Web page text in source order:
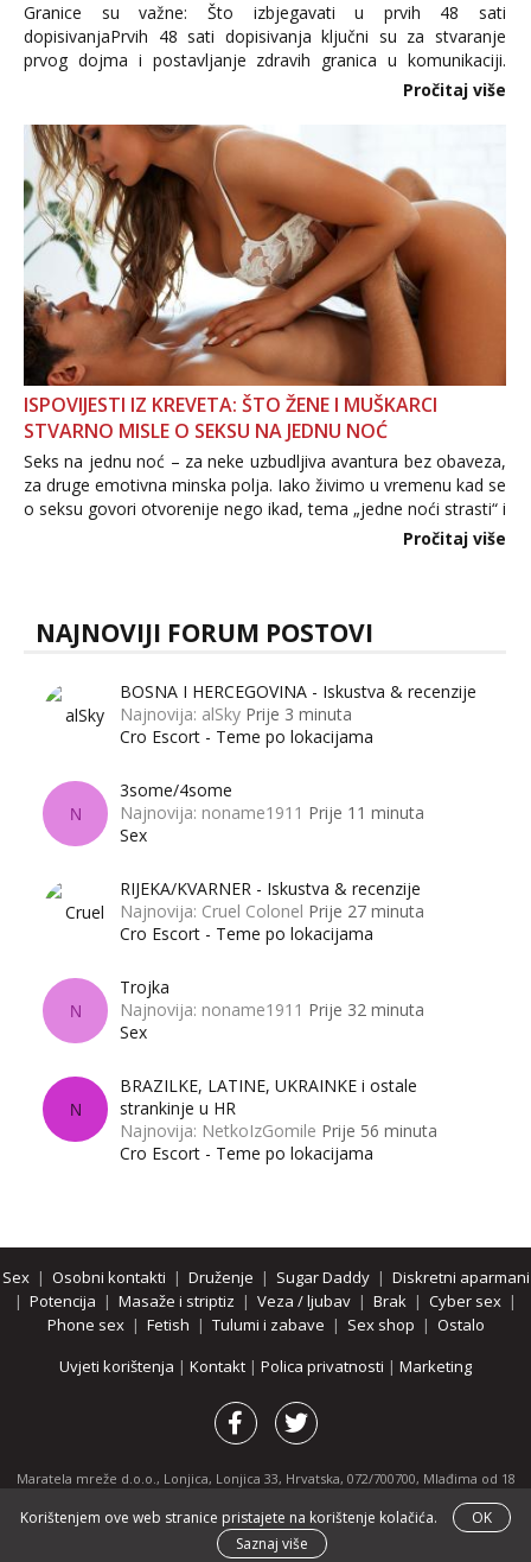
Granice su važne: Što izbjegavati u prvih 48 sati
dopisivanjaPrvih 48 sati dopisivanja ključni su za stvaranje
prvog dojma i postavljanje zdravih granica u komunikaciji.
Važno je izbjeći prebrzo otkrivanje osobnih ili intimnih
informacija, jer nepoznata osoba još nije zaslužila to
povjerenje. Takođe...
Pročitaj više
ISPOVIJESTI IZ KREVETA: ŠTO ŽENE I MUŠKARCI
STVARNO MISLE O SEKSU NA JEDNU NOĆ
Seks na jednu noć – za neke uzbudljiva avantura bez obaveza,
za druge emotivna minska polja. Iako živimo u vremenu kad se
o seksu govori otvorenije nego ikad, tema „jedne noći strasti“ i
dalje izaziva burne rasprave. Što zapravo misle žene, a što
Pročitaj više
NAJNOVIJI FORUM POSTOVI
BOSNA I HERCEGOVINA - Iskustva & recenzije
Najnovija: alSky Prije 3 minuta
Cro Escort - Teme po lokacijama
N
3some/4some
Najnovija: noname1911 Prije 11 minuta
Sex
RIJEKA/KVARNER - Iskustva & recenzije
Najnovija: Cruel Colonel Prije 27 minuta
Cro Escort - Teme po lokacijama
N
Trojka
Najnovija: noname1911 Prije 32 minuta
Sex
N
BRAZILKE, LATINE, UKRAINKE i ostale
strankinje u HR
Najnovija: NetkoIzGomile Prije 56 minuta
Cro Escort - Teme po lokacijama
Sex| Osobni kontakti | Druženje | Sugar Daddy| Diskretni aparmani
| Potencija | Masaže i striptiz | Veza / ljubav | Brak | Cyber sex |
Phone sex| Fetish | Tulumi i zabave | Sex shop | Ostalo
Uvjeti korištenja | Kontakt | Polica privatnosti | Marketing
Maratela mreže d.o.o., Lonjica, Lonjica 33, Hrvatska, 072/700700, Mlađima od 18
Partnerski portali:osobnikontakti.com|hotline.hr|ThePornDude.com
Korištenjem ove web stranice pristajete na korištenje kolačića.
OK
Saznaj više